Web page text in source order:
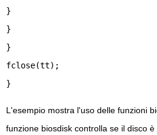
}
}
}
fclose(tt);
}
L'esempio mostra l'uso delle funzioni
funzione biosdisk controlla se il disco